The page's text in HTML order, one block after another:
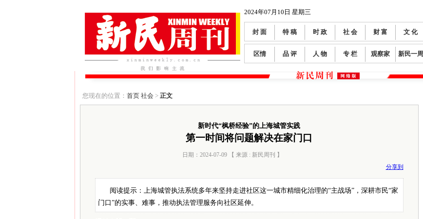
2024年07月10日 星期三
封 面 特 稿 时 政 社 会 财 富 文 化
区情 品 评 人 物 专 栏 观察家 新民一周
您现在的位置： 首页 社会 > 正文
新时代“枫桥经验”的上海城管实践
第一时间将问题解决在家门口
日期：2024-07-09 【 来源 : 新民周刊 】
分享到
阅读提示：上海城管执法系统多年来坚持走进社区这一城市精细化治理的“主战场”，深耕市民“家
门口”的实事、难事，推动执法管理服务向社区延伸。